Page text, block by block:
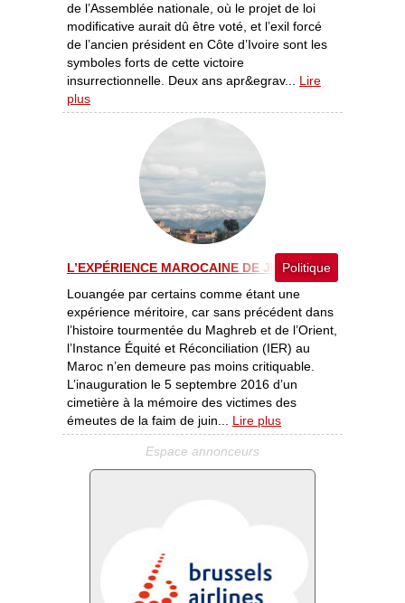
de l’Assemblée nationale, où le projet de loi
modificative aurait dû être voté, et l’exil forcé
de l’ancien président en Côte d’Ivoire sont les
symboles forts de cette victoire
insurrectionnelle. Deux ans apr&egrav... Lire
plus
Politique
L’EXPÉRIENCE MAROCAINE DE JUSTICE
Louangée par certains comme étant une
expérience méritoire, car sans précédent dans
l’histoire tourmentée du Maghreb et de l’Orient,
l’Instance Équité et Réconciliation (IER) au
Maroc n’en demeure pas moins critiquable.
L’inauguration le 5 septembre 2016 d’un
cimetière à la mémoire des victimes des
émeutes de la faim de juin... Lire plus
Espace annonceurs